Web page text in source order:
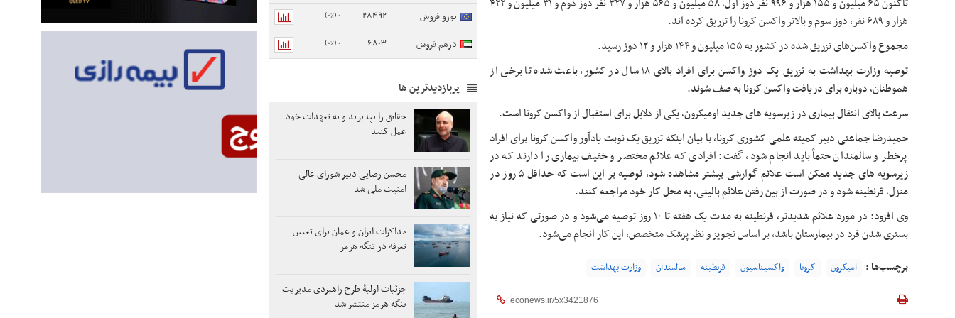
هزار و ۶۸۹ نفر، دوز سوم و بالاتر واکسن کرونا را تزریق کرده
اند.
مجموع واکسن‌های تزریق شده در کشور به ۱۵۵ میلیون و ۱۴۴ هزار و ۱۲ دوز رسید.
توصیه وزارت بهداشت به تزریق یک دوز واکسن برای افراد بالای ۱۸ سال در کشور، باعث شده تا برخی از
هموطنان، دوباره برای دریافت واکسن کرونا به صف شوند.
سرعت بالای انتقال بیماری درزیرسویههایجدیداومیکرون، یکی از دلایل برای استقبال از واکسن کرونا است.
حمیدرضا جماعتی دبیر کمیته علمی کشوری کرونا، با بیان اینکه تزریق یک نوبت یادآور واکسن کرونا برای افراد
پرخطر و سالمندان حتماً باید انجام شود، گفت: افرادی که علائم مختصر و خفیف بیماری را دارند که در
زیرسویههای
جدید ممکن است علائم گوارشی بیشتر مشاهده شود، توصیه بر این است که حداقل ۵ روز در
منزل، قرنطینه شود و در صورت از بین رفتن علائم بالینی، به محل کار خود مراجعه کنند.
وی افزود: در مورد علائم شدیدتر، قرنطینه به مدت یک هفته تا ۱۰ روز توصیه می‌شود و در صورتی که نیاز به
بستری شدن فرد در بیمارستان باشد، بر اساس تجویز و نظر پزشک متخصص، این کار انجام می‌شود.
برچسب‌ها : امیکرون کرونا واکسیناسیون قرنطینه سالمندان وزارت بهداشت
یورو فروش 28492
0 (0%)
درهم فروش 6803
0 (0%)
پربازدیدترین ها
حقایق را بپذیرید و به تعهدات خود
عمل کنید
محسن رضایی دبیر شورای عالی
امنیت ملی شد
مذاکرات ایران و عمان برای تعیین
تعرفه در تنگه هرمز
جزئیات اولیۀ طرح راهبردی مدیریت
تنگه هرمز منتشر شد